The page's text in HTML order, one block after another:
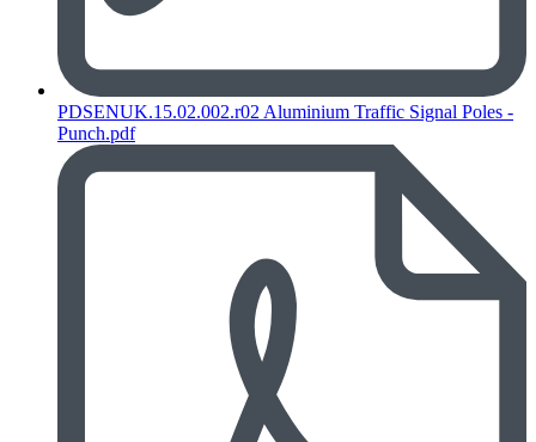
PDSENUK.15.02.002.r02 Aluminium Traffic Signal Poles -
Punch.pdf